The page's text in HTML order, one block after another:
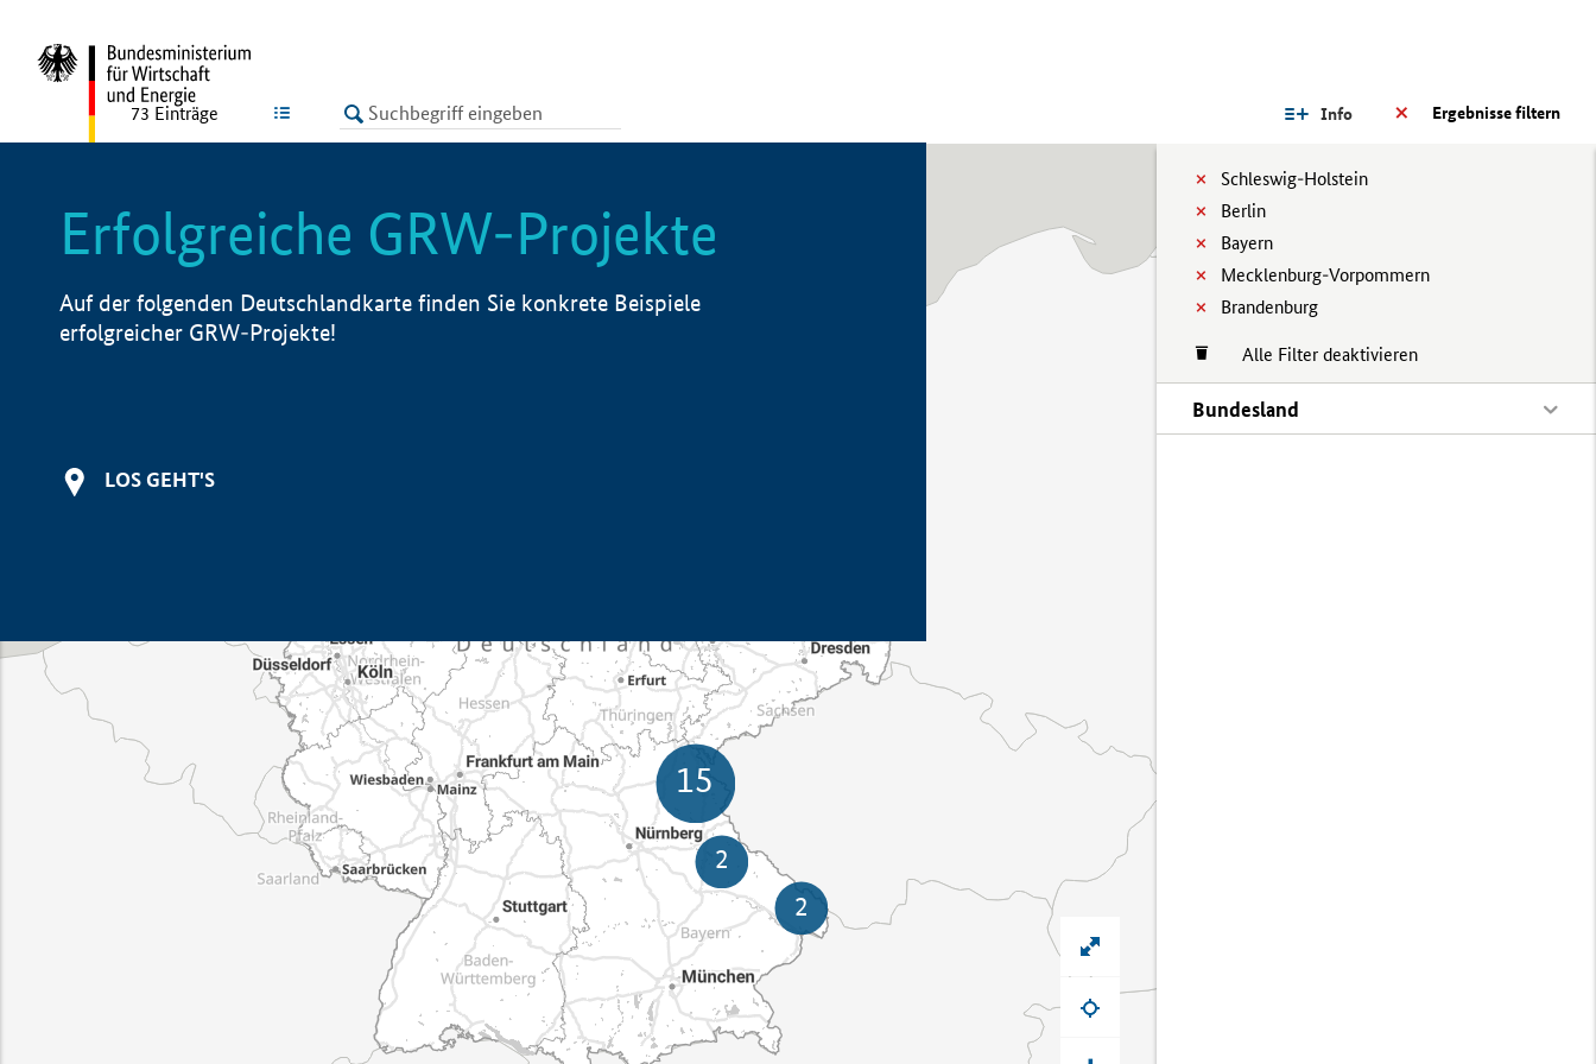
LISTE Ergebnisse filtern
Info
Schleswig-Holstein
Berlin
Bayern
Mecklenburg-Vorpommern
Brandenburg
Alle Filter deaktivieren
Bundesland
73 Einträge
Erfolgreiche GRW-Projekte
Auf der folgenden Deutschlandkarte finden Sie konkrete Beispiele
erfolgreicher GRW-Projekte!
LOS GEHT'S